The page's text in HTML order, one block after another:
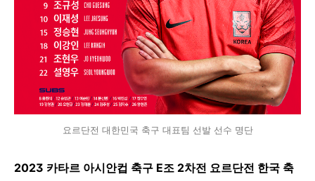
요르단전 대한민국 축구 대표팀 선발 선수 명단
2023 카타르 아시안컵 축구 E조 2차전 요르단전 한국 축